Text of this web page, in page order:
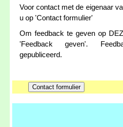
Voor contact met de eigenaar
u op 'Contact formulier'
Om feedback te geven op
'Feedback geven'.
gepubliceerd.